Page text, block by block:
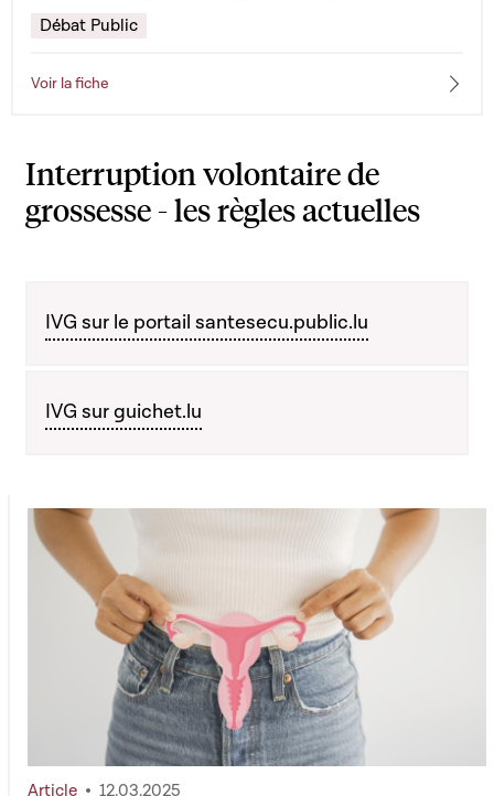
Débat Public
Voir la fiche
Interruption volontaire de
grossesse - les règles actuelles
IVG sur le portail santesecu.public.lu
IVG sur guichet.lu
Article 12.03.2025